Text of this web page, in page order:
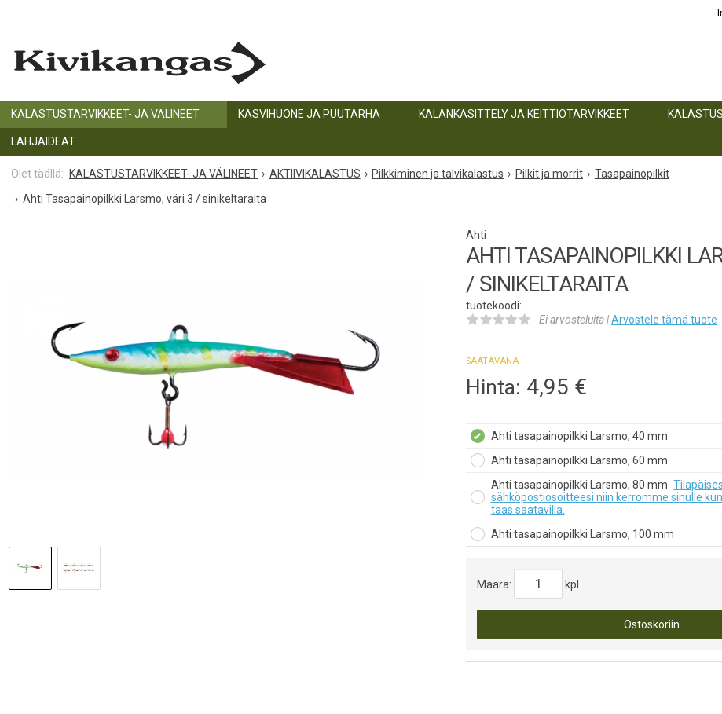
KALASTUSTARVIKKEET- JA VÄLINEET KASVIHUONE JA PUUTARHA KALANKÄSITTELY JA KEITTIÖTARVIKKEET
LAHJAIDEAT
KALASTUSTARVIKKEET- JA VÄLINEET AKTIIVIKALASTUS Pilkkiminen ja talvikalastus Pilkit ja morrit
Tasapainopilkit
Ahti Tasapainopilkki Larsmo, väri 3 / sinikeltaraita
Ahti
AHTI TASAPAINOPILKKI
/ SINIKELTARAITA
tuotekoodi:
Ei arvosteluita |Arvosteletämä tuote
SAATAVANA
Hinta: 4,95 €
Ahti tasapainopilkki Larsmo, 40 mm
Ahti tasapainopilkki Larsmo, 60 mm
Ahti tasapainopilkki Larsmo, 80 mm
sähköpostiosoitteesi niin kerromme sinulle
taas saatavilla.
Ahti tasapainopilkki Larsmo, 100 mm
Määrä: kpl
Ostoskoriin